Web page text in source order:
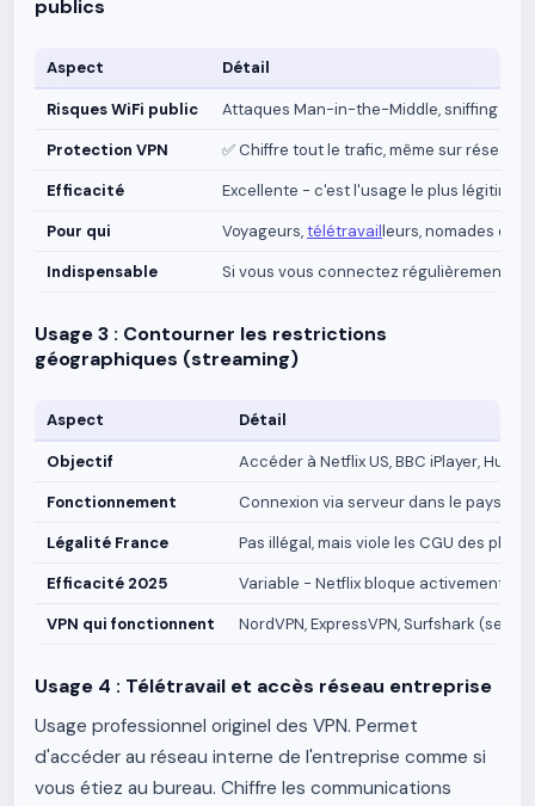
publics
Aspect Détail
Risques WiFi public
Attaques Man-in-the-Middle, sniffing
Protection VPN
✅ Chiffre tout le trafic, même sur réseau
Efficacité
Excellente - c'est l'usage le plus légitime
Pour qui
Voyageurs,télétravailleurs, nomades
Indispensable
Si vous vous connectez régulièrement à
Usage 3 : Contourner les restrictions
géographiques (streaming)
Aspect Détail
Objectif
Accéder à Netflix US, BBC iPlayer, Hulu,
Fonctionnement
Connexion via serveur dans le pays
Légalité France
Pas illégal, mais viole les CGU des
Efficacité 2025
Variable - Netflix bloque activement les
VPN qui fonctionnent
NordVPN, ExpressVPN, Surfshark
Usage 4 : Télétravail et accès réseau entreprise
Usage professionnel originel des VPN. Permet
d'accéder au réseau interne de l'entreprise comme si
vous étiez au bureau. Chiffre les communications